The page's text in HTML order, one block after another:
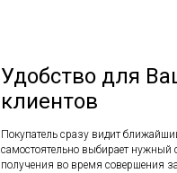
Удобство для
клиентов
Покупатель сразу видит
самостоятельно выбирает нужный
получения во время совершения